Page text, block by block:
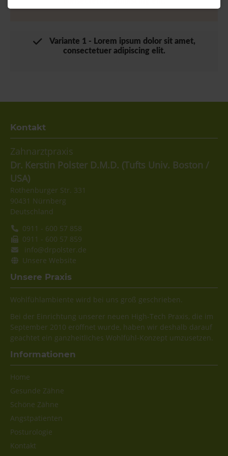
Variante 1 - Lorem ipsum dolor sit amet,
consectetuer adipiscing elit.
Kontakt
Zahnarztpraxis
Dr. Kerstin Polster D.M.D. (Tufts Univ. Boston /
USA)
Rothenburger Str. 331
90431 Nürnberg
Deutschland
0911 - 600 57 858
0911 - 600 57 859
info@drpolster.de
Unsere Website
Unsere Praxis
Wohlfühlambiente wird bei uns groß geschrieben.
Bei der Einrichtung unserer neuen High-Tech Praxis, die im
September 2010 eröffnet wurde, haben wir deshalb darauf
geachtet ein ganzheitliches Wohlfühl-Konzept umzusetzen.
Informationen
Navigation
überspringen
Home
Gesunde Zähne
Schöne Zähne
Angstpatienten
Posturologie
Kontakt